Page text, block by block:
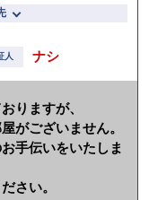
人 ナシ
りますが、
がございません。
手伝いをいたしま
さい。